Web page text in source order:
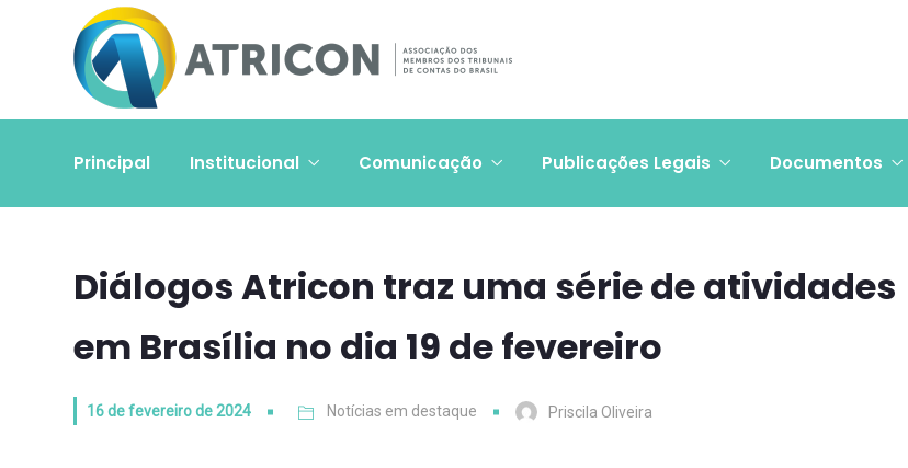
Principal Institucional Comunicação Publicações Legais Documentos
Diálogos Atricon traz uma série de atividades
em Brasília no dia 19 de fevereiro
16 de fevereiro de 2024 Notícias em destaque Priscila Oliveira